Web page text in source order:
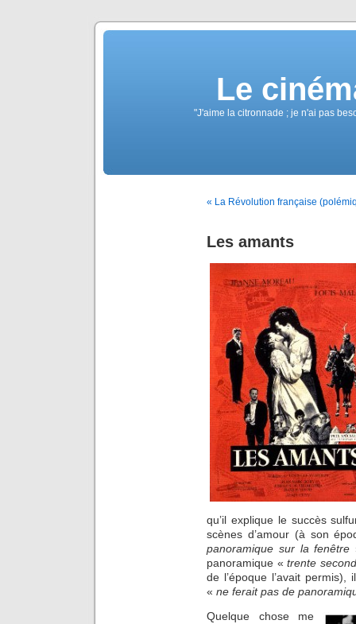
Le
"J'aime la citronnade ; je n'ai pas
« La Révolution française
Les amants
qu’il explique le succès
scènes d’amour (à son
panoramique sur la fenêtre
panoramique «trente
de l’époque l’avait
« ne ferait pas de
Quelque chose me